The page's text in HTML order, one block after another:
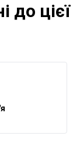
до цієї